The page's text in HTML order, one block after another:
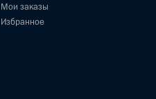
Мои заказы
Избранное